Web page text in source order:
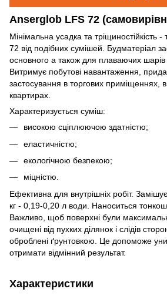
Anserglob LFS 72
Мінімальна усадка та тріщиностійкість
72 від подібних сумішей. Будматеріал
основного а також для плаваючих шарів
Витримує побутові навантаження,
застосування в торгових приміщеннях,
квартирах.
Характеризується суміш:
високою сціплюючою здатністю;
еластичністю;
екологічною безпекою;
міцністю.
Ефективна для внутрішніх робіт.
кг - 0,19-0,20 л води. Наноситься
Важливо, щоб поверхні були
очищені від пухких ділянок і слідів
оброблені ґрунтовкою. Це допоможе
отримати відмінний результат.
Характеристики